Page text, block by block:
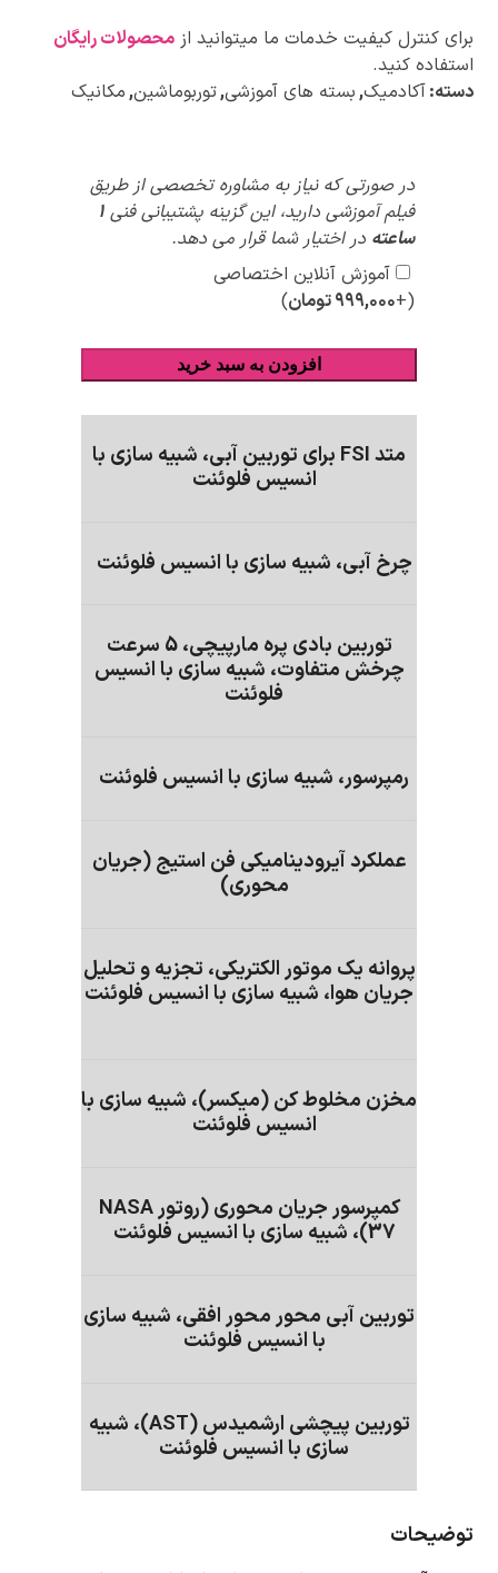
برای کنترل کیفیت خدمات ما میتوانید ازمحصولات رایگان
استفاده کنید.
دسته:آکادمیک,بسته های آموزشی,توربوماشین,مکانیک
توربین پیچشی ارشمیدس (AST)، شبیه
سازی با انسیس فلوئنت
توربین آبی محور محور افقی، شبیه سازی
با انسیس فلوئنت
کمپرسور جریان محوری (روتور NASA
37)، شبیه سازی با انسیس فلوئنت
مخزن مخلوط کن (میکسر)، شبیه سازی با
انسیس فلوئنت
پروانه یک موتور الکتریکی، تجزیه و تحلیل
جریان هوا، شبیه سازی با انسیس فلوئنت
عملکرد آیرودینامیکی فن استیج (جریان
محوری)
رمپرسور، شبیه سازی با انسیس فلوئنت
توربین بادی پره مارپیچی، 5 سرعت
چرخش متفاوت، شبیه سازی با انسیس
فلوئنت
چرخ آبی، شبیه سازی با انسیس فلوئنت
متد FSI برای توربین آبی، شبیه سازی با
انسیس فلوئنت
پیشنهادات
ویژه
در صورتی که نیاز به مشاوره تخصصی از طریق
فیلم آموزشی دارید، این گزینه پشتیبانی فنی 1
ساعته در اختیار شما قرار می دهد.
آموزش آنلاین اختصاصی
(+۹۹۹,۰۰۰تومان)
افزودن به سبد خرید
توضیحات